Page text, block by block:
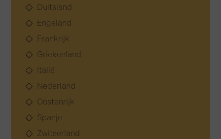
Duitsland
Engeland
Frankrijk
Griekenland
Italië
Nederland
Oostenrijk
Spanje
Zwitserland